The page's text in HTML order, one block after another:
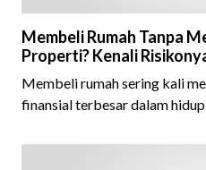
Membeli Rumah Tanpa
Properti? Kenali
Membeli rumah sering kali
finansial terbesar dalam
kepemilikan hunian maupun